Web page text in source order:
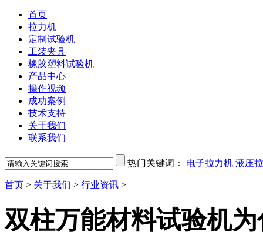
首页
拉力机
定制试验机
工装夹具
橡胶塑料试验机
产品中心
操作视频
成功案例
技术支持
关于我们
联系我们
热门关键词： 电子拉力机 液压
首页 > 关于我们 > 行业资讯 >
双柱万能材料试验机